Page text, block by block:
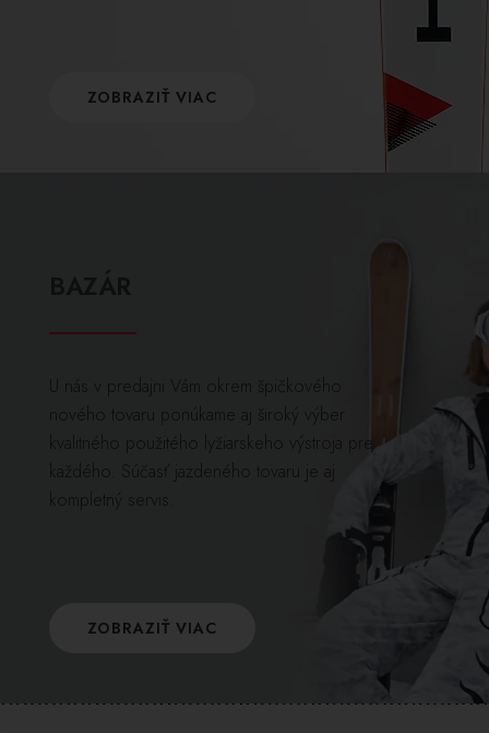
ZOBRAZIŤ VIAC
U nás v predajni Vám okrem špičkového
nového tovaru ponúkame aj široký výber
kvalitného použitého lyžiarskeho výstroja pre
každého. Súčasť jazdeného tovaru je aj
kompletný servis.
ZOBRAZIŤ VIAC